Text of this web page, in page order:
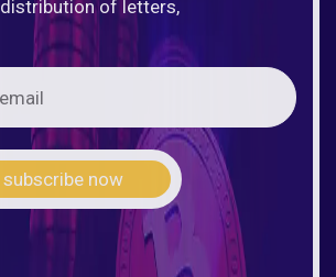
distribution of letters,
subscribe now